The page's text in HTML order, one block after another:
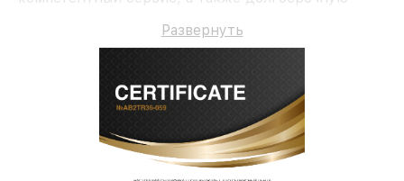
Развернуть